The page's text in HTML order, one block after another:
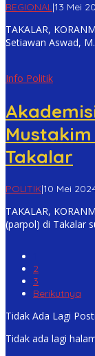
REGIONAL|13 Mei
TAKALAR,
Setiawan Aswad,
Info Politik
Takalar
POLITIK|10 Mei
TAKALAR,
(parpol) di Takalar
2
3
Berikutnya
Tidak Ada Lagi
Tidak ada lagi